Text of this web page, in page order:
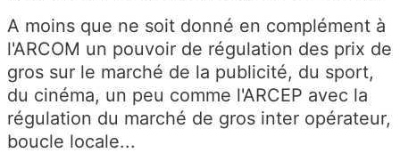
A moins que ne soit donné en complément à
l'ARCOM un pouvoir de régulation des prix de
gros sur le marché de la publicité, du sport,
du cinéma, un peu comme l'ARCEP avec la
régulation du marché de gros inter opérateur,
boucle locale...